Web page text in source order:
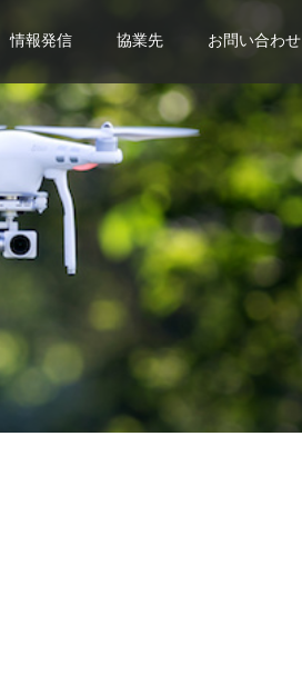
情報発信 協業先 お問い合わせ